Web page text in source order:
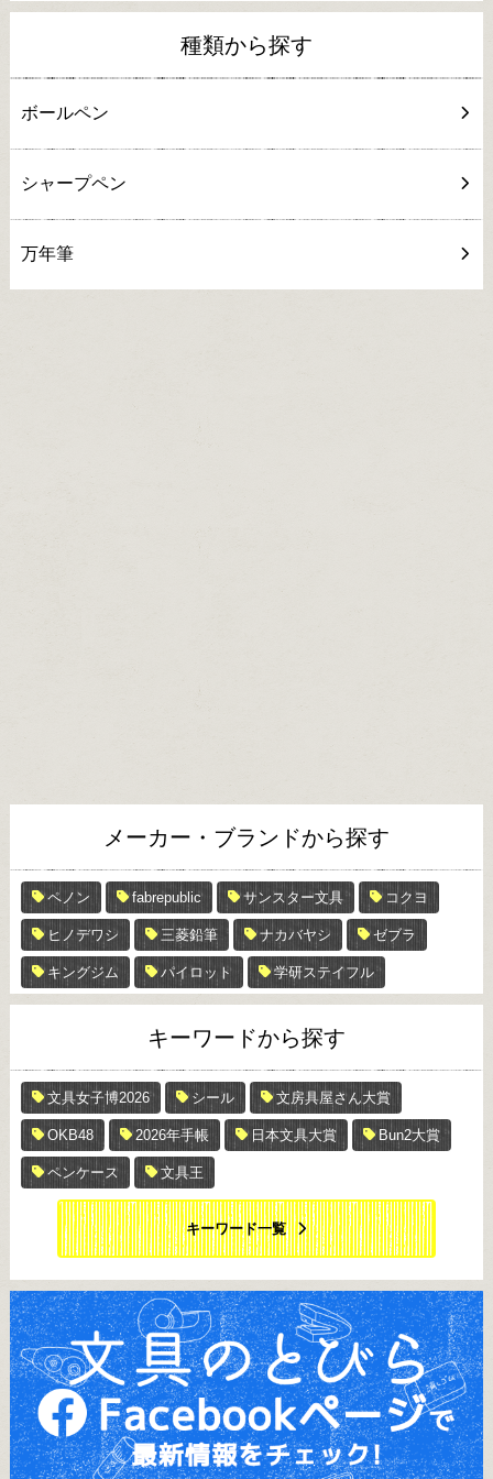
種類から探す
ボールペン
シャープペン
万年筆
メーカー・ブランドから探す
ペノン fabrepublic サンスター文具 コクヨ
ヒノデワシ 三菱鉛筆 ナカバヤシ ゼブラ
キングジム パイロット 学研ステイフル
キーワードから探す
文具女子博2026 シール 文房具屋さん大賞
OKB48 2026年手帳 日本文具大賞 Bun2大賞
ペンケース 文具王
キーワード一覧